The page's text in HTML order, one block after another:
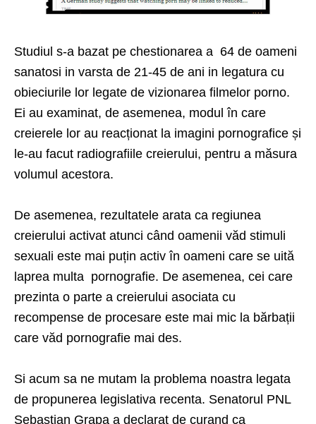
Studiul s-a bazat pe chestionarea a 64 de oameni
sanatosi in varsta de 21-45 de ani in legatura cu
obieciurile lor legate de vizionarea filmelor porno.
Ei au examinat, de asemenea, modul în care
creierele lor au reacționat la imagini pornografice și
le-au facut radiografiile creierului, pentru a măsura
volumul acestora.
De asemenea, rezultatele arata ca regiunea
creierului activat atunci când oamenii văd stimuli
sexuali este mai puțin activ în oameni care se uită
laprea multa pornografie. De asemenea, cei care
prezinta o parte a creierului asociata cu
recompense de procesare este mai mic la bărbații
care văd pornografie mai des.
Si acum sa ne mutam la problema noastra legata
de propunerea legislativa recenta. Senatorul PNL
Sebastian Grapa a declarat de curand ca